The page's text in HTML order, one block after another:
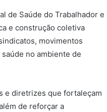
de Saúde do Trabalhador e
e construção coletiva
movimentos
no ambiente de
e diretrizes que fortaleçam
de reforçar a